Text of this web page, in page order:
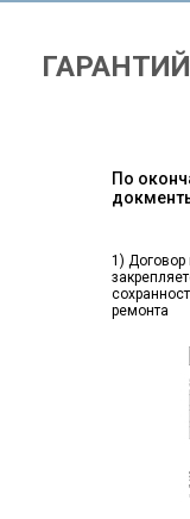
По
1) Договор
ремонта